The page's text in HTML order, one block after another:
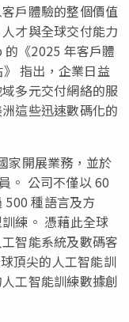
戶體驗的整個價值
才與全球交付能力
《2025 年客戶體
指出，企業日益
多元交付網絡的服
這些迅速數碼化的
家開展業務，並於
。 公司不僅以 60
500 種語言及方
練。 憑藉此全球
智能系統及數碼客
頂尖的人工智能訓
工智能訓練數據創